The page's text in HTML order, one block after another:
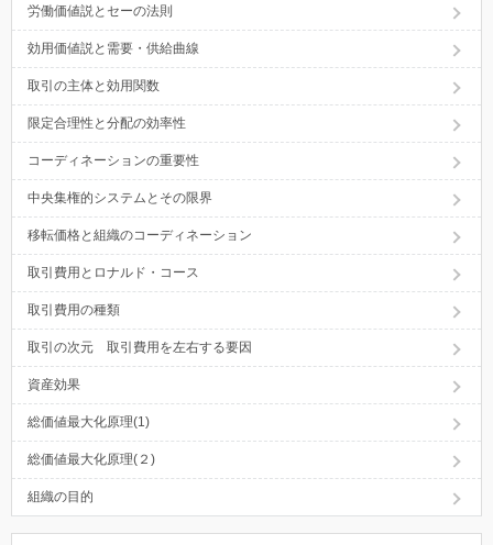
労働価値説とセーの法則
効用価値説と需要・供給曲線
取引の主体と効用関数
限定合理性と分配の効率性
コーディネーションの重要性
中央集権的システムとその限界
移転価格と組織のコーディネーション
取引費用とロナルド・コース
取引費用の種類
取引の次元 取引費用を左右する要因
資産効果
総価値最大化原理(1)
総価値最大化原理(２)
組織の目的